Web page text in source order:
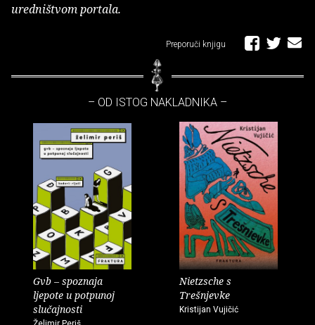
uredništvom portala.
Preporuči knjigu
– OD ISTOG NAKLADNIKA –
Gvb – spoznaja
ljepote u potpunoj
slučajnosti
Nietzsche s
Trešnjevke
Kristijan Vujičić